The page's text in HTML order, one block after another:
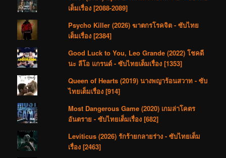
เต็มเรื่อง [2088-2089]
Psycho Killer (2026) ฆาตกรโรคจิต - ซับไทย
เต็มเรื่อง [2384]
Good Luck to You, Leo Grande (2022) โชคดี
นะ ลีโอ แกรนด์ - ซับไทยเต็มเรื่อง [1353]
Queen of Hearts (2019) นางพญาร้อนสวาท - ซับ
ไทยเต็มเรื่อง [914]
Most Dangerous Game (2020) เกมล่าโคตร
อันตราย - ซับไทยเต็มเรื่อง [682]
Leviticus (2026) รักร้ายกลายร่าง - ซับไทยเต็ม
เรื่อง [2463]